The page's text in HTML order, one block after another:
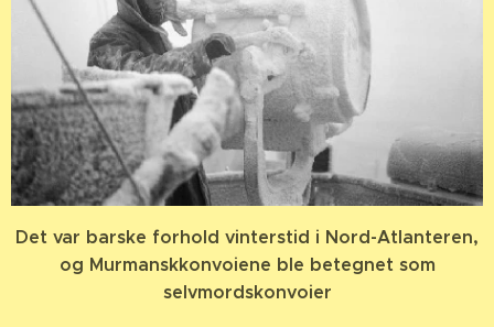
Det var barske forhold vinterstid i Nord-Atlanteren,
og Murmanskkonvoiene ble betegnet som
selvmordskonvoier